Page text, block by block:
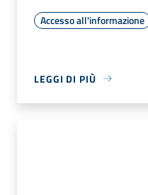
Accesso all'informazione
LEGGI DI PIÙ